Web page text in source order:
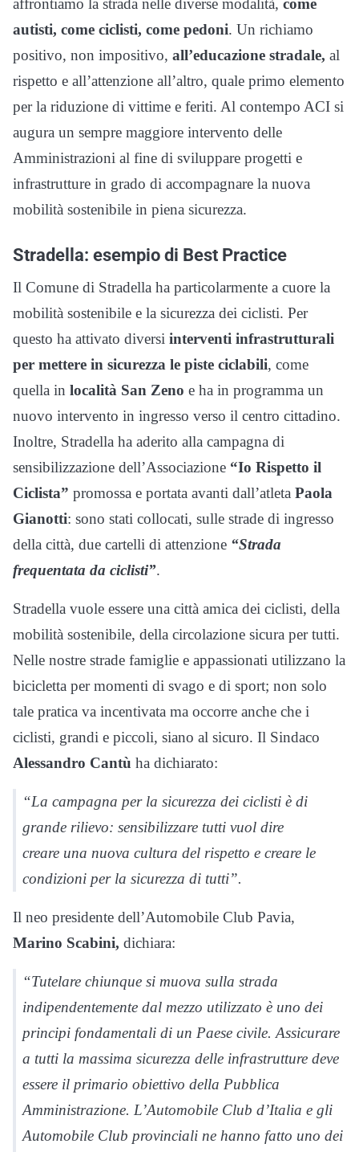
affrontiamo la strada nelle diverse modalità, come
autisti, come ciclisti, come pedoni. Un richiamo
positivo, non impositivo, all’educazione stradale, al
rispetto e all’attenzione all’altro, quale primo elemento
per la riduzione di vittime e feriti. Al contempo ACI si
augura un sempre maggiore intervento delle
Amministrazioni al fine di sviluppare progetti e
infrastrutture in grado di accompagnare la nuova
mobilità sostenibile in piena sicurezza.
Stradella: esempio di Best Practice
Il Comune di Stradella ha particolarmente a cuore la
mobilità sostenibile e la sicurezza dei ciclisti. Per
questo ha attivato diversi interventi infrastrutturali
per mettere in sicurezza le piste ciclabili, come
quella in località San Zeno e ha in programma un
nuovo intervento in ingresso verso il centro cittadino.
Inoltre, Stradella ha aderito alla campagna di
sensibilizzazione dell’Associazione “Io Rispetto il
Ciclista” promossa e portata avanti dall’atleta Paola
Gianotti: sono stati collocati, sulle strade di ingresso
della città, due cartelli di attenzione “Strada
frequentata da ciclisti”.
Stradella vuole essere una città amica dei ciclisti, della
mobilità sostenibile, della circolazione sicura per tutti.
Nelle nostre strade famiglie e appassionati utilizzano la
bicicletta per momenti di svago e di sport; non solo
tale pratica va incentivata ma occorre anche che i
ciclisti, grandi e piccoli, siano al sicuro. Il Sindaco
Alessandro Cantù ha dichiarato:
“La campagna per la sicurezza dei ciclisti è di
grande rilievo: sensibilizzare tutti vuol dire
creare una nuova cultura del rispetto e creare le
condizioni per la sicurezza di tutti”.
Il neo presidente dell’Automobile Club Pavia,
Marino Scabini, dichiara:
“Tutelare chiunque si muova sulla strada
indipendentemente dal mezzo utilizzato è uno dei
principi fondamentali di un Paese civile. Assicurare
a tutti la massima sicurezza delle infrastrutture deve
essere il primario obiettivo della Pubblica
Amministrazione. L’Automobile Club d’Italia e gli
Automobile Club provinciali ne hanno fatto uno dei